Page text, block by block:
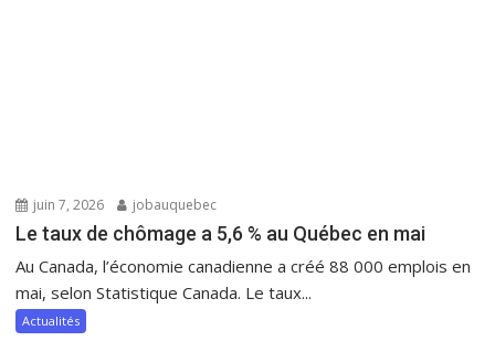
juin 7, 2026 jobauquebec
Le taux de chômage a 5,6 % au Québec en mai
Au Canada, l’économie canadienne a créé 88 000 emplois en
mai, selon Statistique Canada. Le taux...
Actualités